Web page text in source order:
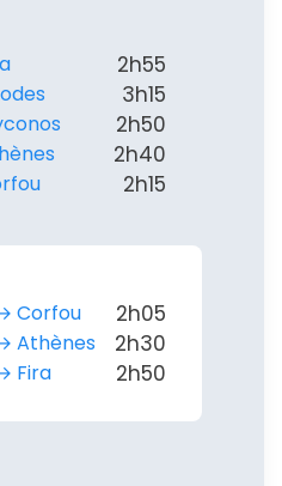
2h55
3h15
2h50
2h40
2h15
Corfou
2h05
Athènes 2h30
Fira 2h50